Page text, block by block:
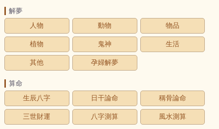
解夢
人物
動物 物品
植物 鬼神 生活
其他 孕婦解夢
算命
生辰八字
日干論命 稱骨論命
三世財運 八字測算 風水測算